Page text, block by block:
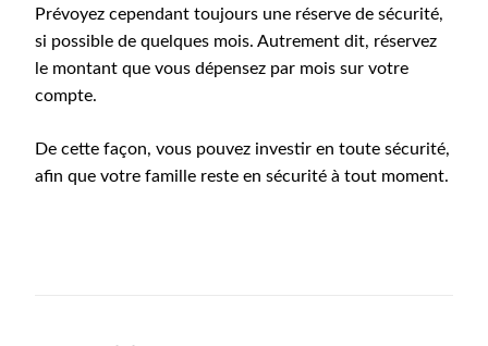
Prévoyez cependant toujours une réserve de sécurité,
si possible de quelques mois. Autrement dit, réservez
le montant que vous dépensez par mois sur votre
compte.
De cette façon, vous pouvez investir en toute sécurité,
afin que votre famille reste en sécurité à tout moment.